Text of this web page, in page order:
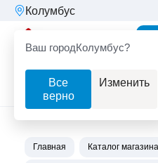
Колумбус
Ваш городКолумбус?
Все
верно
Изменить
Фильтр
Главная Каталог магазина